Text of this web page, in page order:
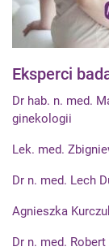
Eksperci
Dr hab. n. med.
ginekologii
Lek. med.
Dr n. med. Lech
Agnieszka
Dr n. med.